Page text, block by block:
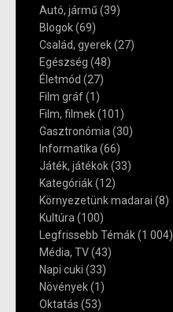
Autó, jármű (39)
Blogok(69)
Család, gyerek(27)
Egészség (48)
Életmód (27)
Film gráf(1)
Film, filmek(101)
Gasztronómia(30)
Informatika(66)
Játék, játékok(33)
Kategóriák(12)
Környezetünk madarai (8)
Kultúra(100)
Legfrissebb Témák(1 004)
Média, TV(43)
Napi cuki (33)
Növények(1)
Oktatás (53)